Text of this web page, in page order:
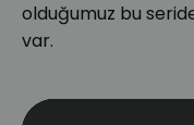
olduğumuz bu
var.